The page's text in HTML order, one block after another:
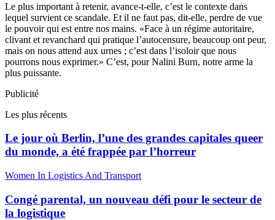
Le plus important à retenir, avance-t-elle, c’est le contexte dans
lequel survient ce scandale. Et il ne faut pas, dit-elle, perdre de vue
le pouvoir qui est entre nos mains. «Face à un régime autoritaire,
clivant et revanchard qui pratique l’autocensure, beaucoup ont peur,
mais on nous attend aux urnes ; c’est dans l’isoloir que nous
pourrons nous exprimer.» C’est, pour Nalini Burn, notre arme la
plus puissante.
Publicité
Les plus récents
Le jour où Berlin, l’une des grandes capitales queer
du monde, a été frappée par l’horreur
Women In Logistics And Transport
Congé parental, un nouveau défi pour le secteur de
la logistique